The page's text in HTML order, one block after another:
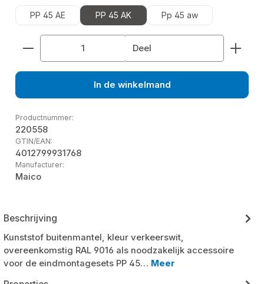
PP 45 AE PP 45 AK Pp 45 aw
Producthoeveelheid: Voer de gewenste
Deel
In de winkelmand
Productnummer:
220558
GTIN/EAN:
4012799931768
Manufacturer:
Maico
Beschrijving
Kunststof buitenmantel, kleur verkeerswit,
overeenkomstig RAL 9016 als noodzakelijk accessoire
voor de eindmontagesets PP 45… Meer